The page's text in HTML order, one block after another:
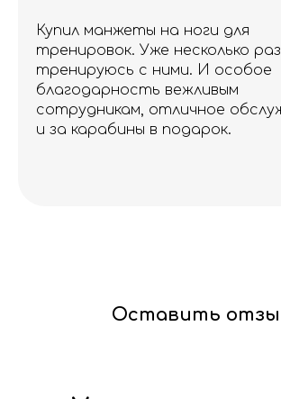
Купил манжеты на ноги для
тренировок. Уже несколько раз
тренируюсь с ними. И особое
благодарность вежливым
сотрудникам, отличное
и за карабины в подарок.
Оставить